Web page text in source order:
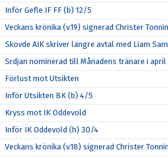
Inför Gefle IF FF (b) 12/5
Veckans krönika (v.19) signerad Christer
Skövde AIK skriver längre avtal med Liam
Srdjan nominerad till Månadens tränare i april
Förlust mot Utsikten
Inför Utsikten BK (b) 4/5
Kryss mot IK Oddevold
Inför IK Oddevold (h) 30/4
Veckans krönika (v.18) signerad Christer